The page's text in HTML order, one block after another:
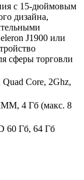
с 15-дюймовым
дизайна,
J1900 или
сферы торговли
Core, 2Ghz,
4 Гб (макс. 8
60 Гб, 64 Гб